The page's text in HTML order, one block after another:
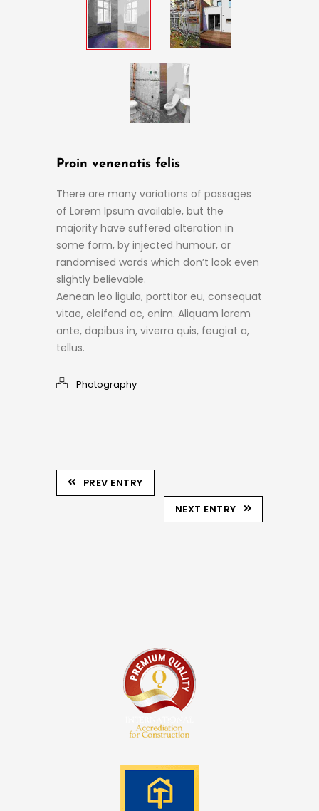
Proin venenatis felis
There are many variations of passages
of Lorem Ipsum available, but the
majority have suffered alteration in
some form, by injected humour, or
randomised words which don’t look even
slightly believable.
Aenean leo ligula, porttitor eu, consequat
vitae, eleifend ac, enim. Aliquam lorem
ante, dapibus in, viverra quis, feugiat a,
tellus.
Photography
PREV ENTRY
NEXT ENTRY